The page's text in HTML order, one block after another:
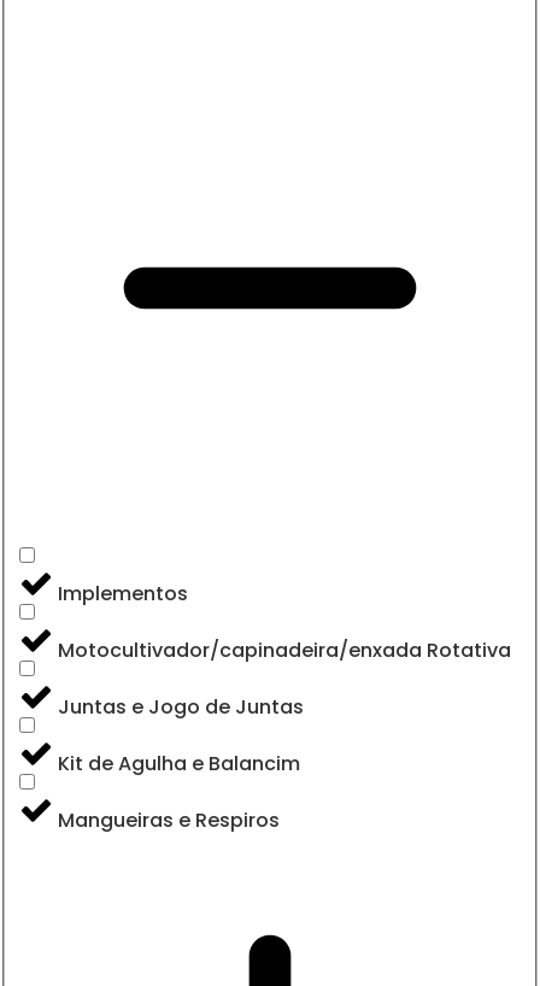
Implementos
Motocultivador/capinadeira/enxada Rotativa
Juntas e Jogo de Juntas
Kit de Agulha e Balancim
Mangueiras e Respiros